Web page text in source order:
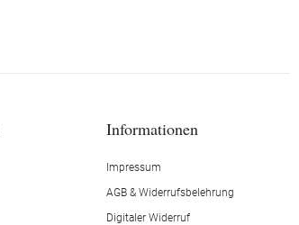
Informationen
Impressum
AGB & Widerrufsbelehrung
Digitaler Widerruf